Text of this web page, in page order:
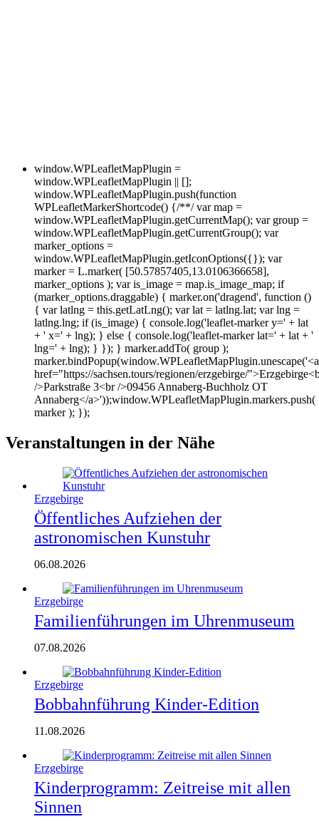
window.WPLeafletMapPlugin =
window.WPLeafletMapPlugin || [];
window.WPLeafletMapPlugin.push(function
WPLeafletMarkerShortcode() {/**/ var map =
window.WPLeafletMapPlugin.getCurrentMap(); var group =
window.WPLeafletMapPlugin.getCurrentGroup(); var
marker_options =
window.WPLeafletMapPlugin.getIconOptions({}); var
marker = L.marker( [50.57857405,13.0106366658],
marker_options ); var is_image = map.is_image_map; if
(marker_options.draggable) { marker.on('dragend', function ()
{ var latlng = this.getLatLng(); var lat = latlng.lat; var lng =
latlng.lng; if (is_image) { console.log('leaflet-marker y=' + lat
+ ' x=' + lng); } else { console.log('leaflet-marker lat=' + lat + '
lng=' + lng); } }); } marker.addTo( group );
marker.bindPopup(window.WPLeafletMapPlugin.unescape('<a
href="https://sachsen.tours/regionen/erzgebirge/
/>Parkstraße 3<br />09456 Annaberg-Buchholz OT
Annaberg</a>'));window.WPLeafletMapPlugin.markers.push(
marker ); });
Veranstaltungen in der Nähe
Erzgebirge
Öffentliches Aufziehen der
astronomischen Kunstuhr
06.08.2026
Erzgebirge
Familienführungen im Uhrenmuseum
07.08.2026
Erzgebirge
Bobbahnführung Kinder-Edition
11.08.2026
Erzgebirge
Kinderprogramm: Zeitreise mit allen
Sinnen